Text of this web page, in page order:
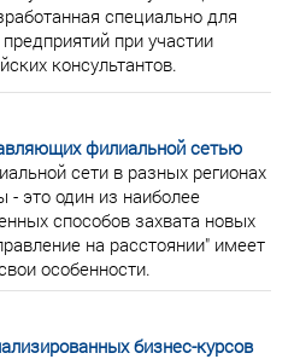
специально для
при участии
консультантов.
филиальной сетью
сети в разных регионах
- это один из наиболее
способов захвата новых
на расстоянии" имеет
особенности.
бизнес-курсов